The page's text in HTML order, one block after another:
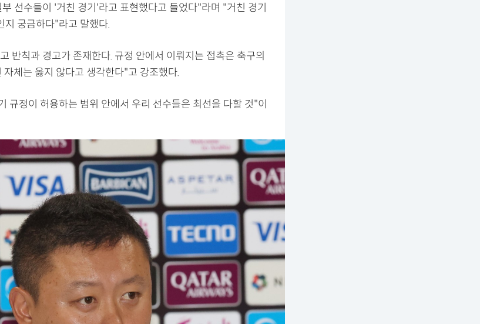
선수들이 '거친 경기'라고 표현했다고 들었다"라며 "거친 경기
지 궁금하다"라고 말했다.
반칙과 경고가 존재한다. 규정 안에서 이뤄지는 접촉은 축구의
체는 옳지 않다고 생각한다"고 강조했다.
규정이 허용하는 범위 안에서 우리 선수들은 최선을 다할 것"이